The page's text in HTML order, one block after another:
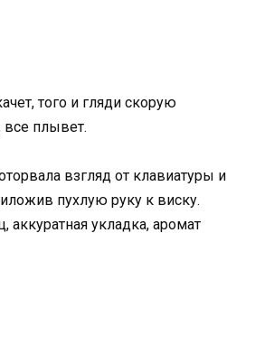
того и гляди скорую
плывет.
взгляд от клавиатуры и
пухлую руку к виску.
укладка, аромат